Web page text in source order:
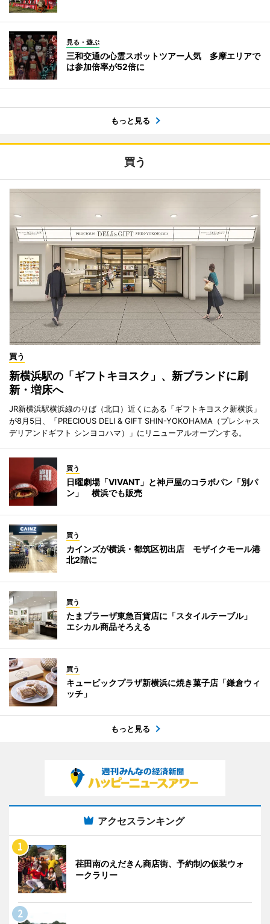
見る・遊ぶ
三和交通の心霊スポットツアー人気 多摩エリアで
は参加倍率が52倍に
もっと見る
買う
買う
新横浜駅の「ギフトキヨスク」、新ブランドに刷
新・増床へ
JR新横浜駅横浜線のりば（北口）近くにある「ギフトキヨスク新横浜」
が8月5日、「PRECIOUS DELI & GIFT SHIN-YOKOHAMA（プレシャス
デリアンドギフト シンヨコハマ）」にリニューアルオープンする。
買う
日曜劇場「VIVANT」と神戸屋のコラボパン「別パ
ン」 横浜でも販売
買う
カインズが横浜・都筑区初出店 モザイクモール港
北2階に
買う
たまプラーザ東急百貨店に「スタイルテーブル」
エシカル商品そろえる
買う
キュービックプラザ新横浜に焼き菓子店「鎌倉ウィ
ッチ」
もっと見る
アクセスランキング
荏田南のえだきん商店街、予約制の仮装ウォ
ークラリー